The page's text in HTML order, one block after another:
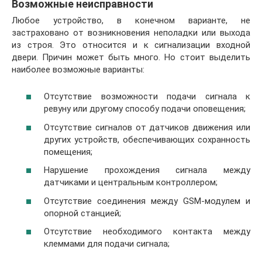
Возможные неисправности
Любое устройство, в конечном варианте, не
застраховано от возникновения неполадки или выхода
из строя. Это относится и к сигнализации входной
двери. Причин может быть много. Но стоит выделить
наиболее возможные варианты:
Отсутствие возможности подачи сигнала к
ревуну или другому способу подачи оповещения;
Отсутствие сигналов от датчиков движения или
других устройств, обеспечивающих сохранность
помещения;
Нарушение прохождения сигнала между
датчиками и центральным контроллером;
Отсутствие соединения между GSM-модулем и
опорной станцией;
Отсутствие необходимого контакта между
клеммами для подачи сигнала;